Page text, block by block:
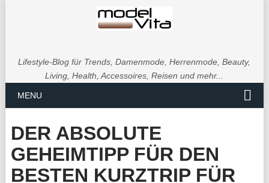
Lifestyle-Blog für Trends, Damenmode, Herrenmode, Beauty,
Living, Health, Accessoires, Reisen und mehr...
MENU
DER ABSOLUTE
GEHEIMTIPP FÜR DEN
BESTEN KURZTRIP FÜR